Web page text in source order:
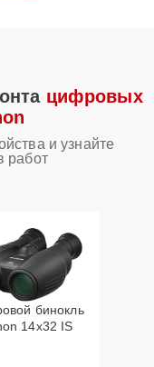
цифровых
и узнайте
работ
бинокль
14x32 IS